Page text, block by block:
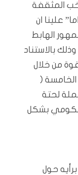
المثقفة
علينا ان
الهابط
بالاستناد
من خلال
الخامسة (
لحتة
بشكل
حول